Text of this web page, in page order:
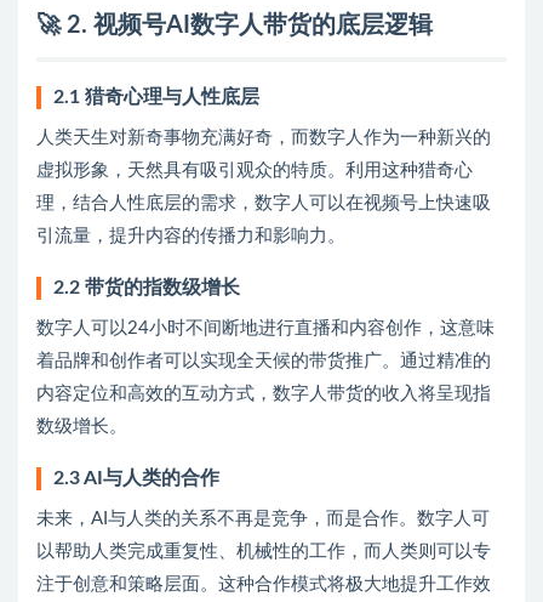
🚀 2. 视频号AI数字人带货的底层逻辑
2.1 猎奇心理与人性底层
人类天生对新奇事物充满好奇，而数字人作为一种新兴的
虚拟形象，天然具有吸引观众的特质。利用这种猎奇心
理，结合人性底层的需求，数字人可以在视频号上快速吸
引流量，提升内容的传播力和影响力。
2.2 带货的指数级增长
数字人可以24小时不间断地进行直播和内容创作，这意味
着品牌和创作者可以实现全天候的带货推广。通过精准的
内容定位和高效的互动方式，数字人带货的收入将呈现指
数级增长。
2.3 AI与人类的合作
未来，AI与人类的关系不再是竞争，而是合作。数字人可
以帮助人类完成重复性、机械性的工作，而人类则可以专
注于创意和策略层面。这种合作模式将极大地提升工作效